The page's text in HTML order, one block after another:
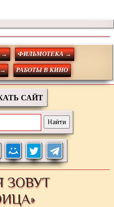
→ ФИЛЬМОТЕКА →
→ РАБОТЫ В КИНО
САЙТ
ЗОВУТ